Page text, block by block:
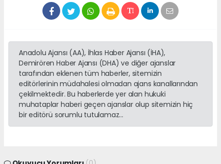
Anadolu Ajansı (AA), İhlas Haber Ajansı (İHA),
Demirören Haber Ajansı (DHA) ve diğer ajanslar
tarafından eklenen tüm haberler, sitemizin
editörlerinin müdahalesi olmadan ajans kanallarından
çekilmektedir. Bu haberlerde yer alan hukuki
muhataplar haberi geçen ajanslar olup sitemizin hiç
bir editörü sorumlu tutulamaz...